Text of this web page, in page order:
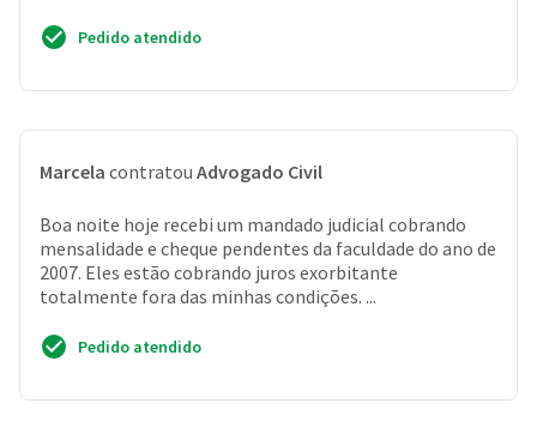
Pedido atendido
Marcela contratou Advogado Civil
Boa noite hoje recebi um mandado judicial cobrando
mensalidade e cheque pendentes da faculdade do ano de
2007. Eles estão cobrando juros exorbitante
totalmente fora das minhas condições. ...
Pedido atendido